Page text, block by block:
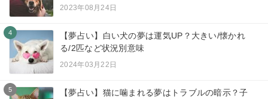
2023年08月24日
4
【夢占い】白い犬の夢は運気UP？大きい/懐かれ
る/2匹など状況別意味
2024年03月22日
5
【夢占い】猫に噛まれる夢はトラブルの暗示？子